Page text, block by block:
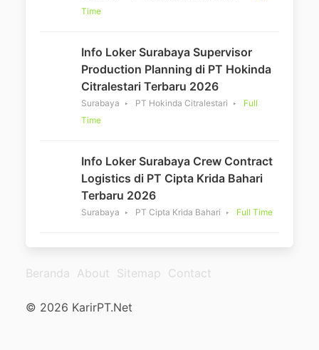
Time
Info Loker Surabaya Supervisor
Production Planning di PT Hokinda
Citralestari Terbaru 2026
Surabaya PT Hokinda Citralestari
Full
Time
Info Loker Surabaya Crew Contract
Logistics di PT Cipta Krida Bahari
Terbaru 2026
Surabaya PT Cipta Krida Bahari Full Time
Beranda About Sitemap Contact
© 2026 KarirPT.Net